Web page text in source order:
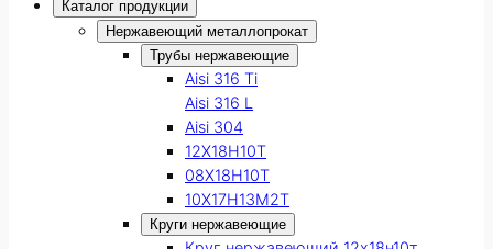
Каталог продукции
Нержавеющий металлопрокат
Трубы нержавеющие
Aisi 316 Ti
Aisi 316 L
Aisi 304
12Х18Н10Т
08Х18Н10Т
10Х17Н13М2Т
Круги нержавеющие